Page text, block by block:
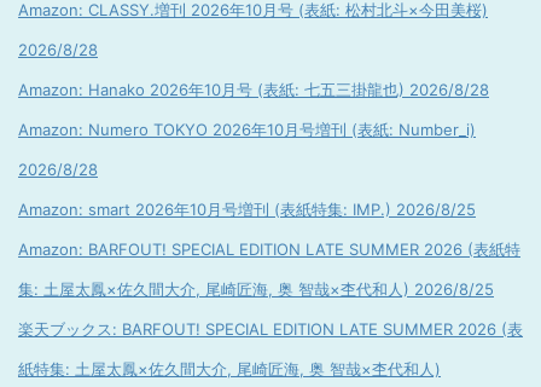
Amazon: CLASSY.増刊 2026年10月号 (表紙: 松村北斗×今田美桜)
2026/8/28
Amazon: Hanako 2026年10月号 (表紙: 七五三掛龍也) 2026/8/28
Amazon: Numero TOKYO 2026年10月号増刊 (表紙: Number_i)
2026/8/28
Amazon: smart 2026年10月号増刊 (表紙特集: IMP.) 2026/8/25
Amazon: BARFOUT! SPECIAL EDITION LATE SUMMER 2026 (表紙特
集: 土屋太鳳×佐久間大介, 尾崎匠海, 奥 智哉×杢代和人) 2026/8/25
楽天ブックス: BARFOUT! SPECIAL EDITION LATE SUMMER 2026 (表
紙特集: 土屋太鳳×佐久間大介, 尾崎匠海, 奥 智哉×杢代和人)